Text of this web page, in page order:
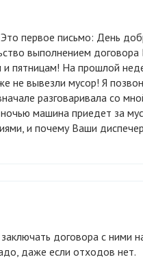
выполнением
и пятницам! На прошлой
не вывезли мусор! Я
разговаривала со
машина приедет за
и почему Ваши
даже если отходов нет.